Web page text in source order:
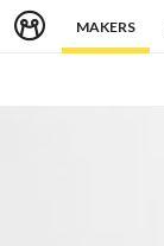
MAKERS